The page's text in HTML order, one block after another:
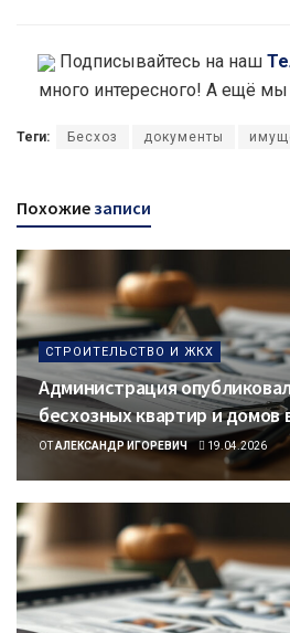
Подписывайтесь на наш
много интересного! А ещё мы
Теги: Бесхоз документы
Похожие записи
СТРОИТЕЛЬСТВО И ЖКХ
Администрация
бесхозных квартир и домов
ОТ АЛЕКСАНДР ИГОРЕВИЧ 19.04.2026